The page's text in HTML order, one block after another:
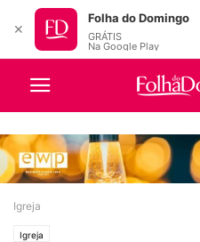
Igreja
Igreja
✕
Folha do Domingo
GRÁTIS
Na Google Play